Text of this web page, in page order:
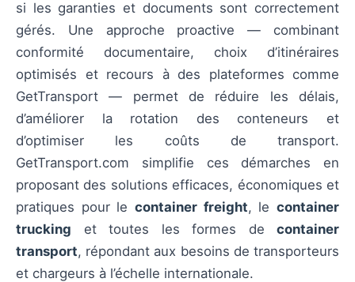
si les garanties et documents sont correctement
gérés. Une approche proactive — combinant
conformité documentaire, choix d’itinéraires
optimisés et recours à des plateformes comme
GetTransport — permet de réduire les délais,
d’améliorer la rotation des conteneurs et
d’optimiser les coûts de transport.
GetTransport.com simplifie ces démarches en
proposant des solutions efficaces, économiques et
pratiques pour le container freight, lecontainer
trucking et toutes les formes de container
transport, répondant aux besoins de transporteurs
et chargeurs à l’échelle internationale.